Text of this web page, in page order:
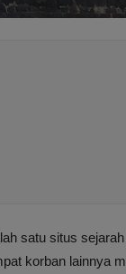
satu situs
korban lainnya